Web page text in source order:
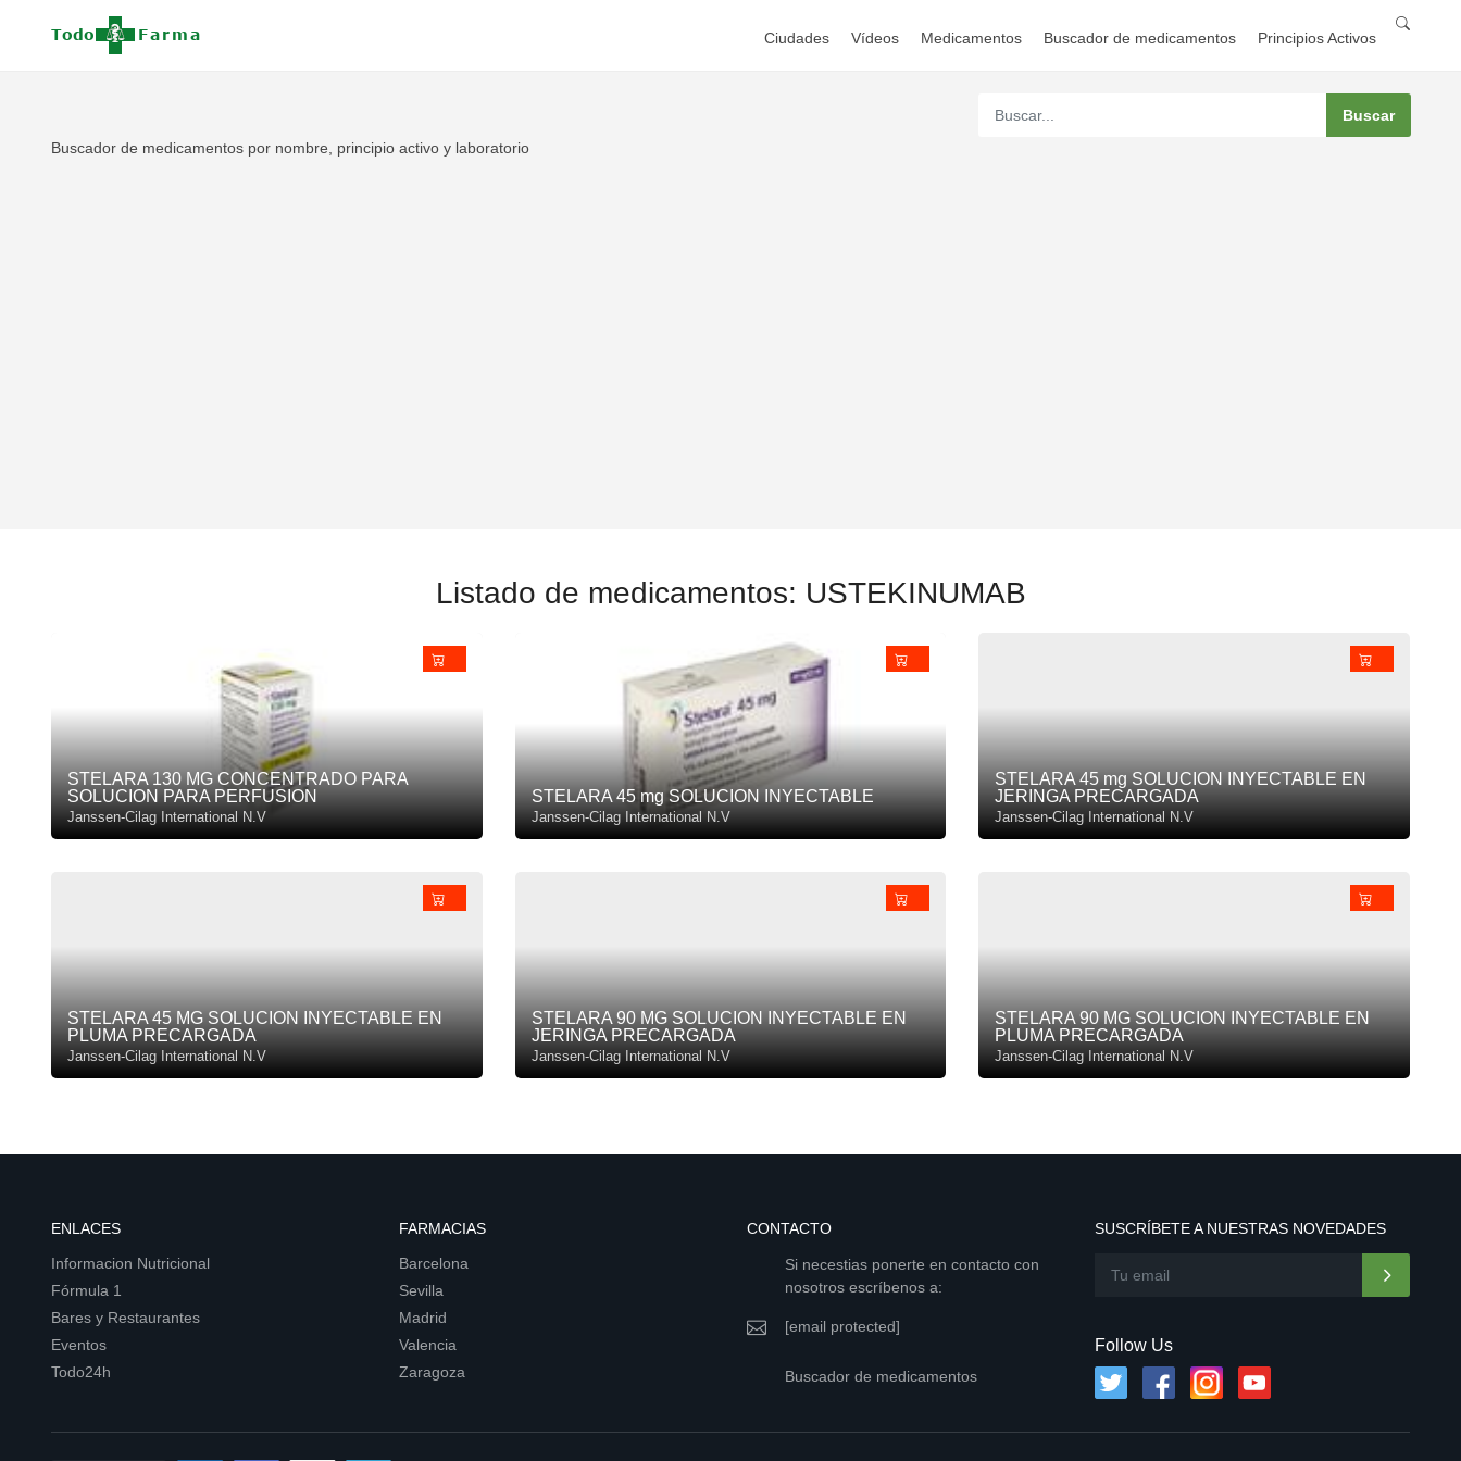
Ciudades Vídeos Medicamentos Buscador de medicamentos Principios Activos
Buscador de medicamentos por nombre, principio activo y laboratorio
Listado de medicamentos: USTEKINUMAB
STELARA 130 MG CONCENTRADO PARA
SOLUCION PARA PERFUSION
Janssen-Cilag International N.V
STELARA 45 mg SOLUCION INYECTABLE
Janssen-Cilag International N.V
STELARA 45 mg SOLUCION INYECTABLE EN
JERINGA PRECARGADA
Janssen-Cilag International N.V
STELARA 45 MG SOLUCION INYECTABLE EN
PLUMA PRECARGADA
Janssen-Cilag International N.V
STELARA 90 MG SOLUCION INYECTABLE EN
JERINGA PRECARGADA
Janssen-Cilag International N.V
STELARA 90 MG SOLUCION INYECTABLE EN
PLUMA PRECARGADA
Janssen-Cilag International N.V
ENLACES
Informacion Nutricional
Fórmula 1
Bares y Restaurantes
Eventos
Todo24h
FARMACIAS
Barcelona
Sevilla
Madrid
Valencia
Zaragoza
CONTACTO
Si necestias ponerte en contacto con
nosotros escríbenos a:
[email protected]
Buscador de medicamentos
SUSCRÍBETE A NUESTRAS NOVEDADES
Follow Us